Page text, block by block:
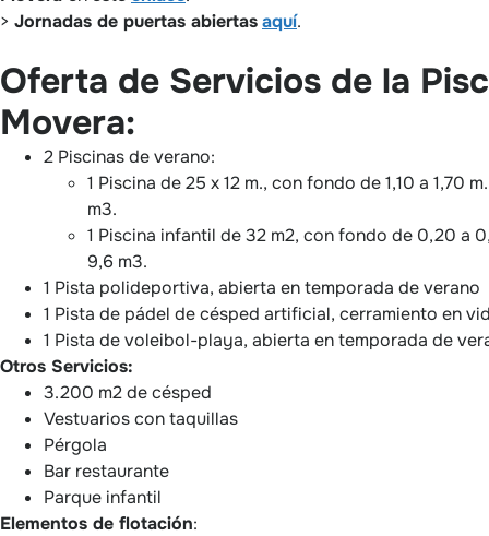
> Jornadas de puertas abiertasaquí.
Oferta de Servicios de la
Movera:
2 Piscinas de verano:
1 Piscina de 25 x 12 m., con fondo de 1,10 a 1,70
m3.
1 Piscina infantil de 32 m2, con fondo de 0,20 a
9,6 m3.
1 Pista polideportiva, abierta en temporada de verano
1 Pista de pádel de césped artificial, cerramiento en
1 Pista de voleibol-playa, abierta en temporada de
Otros Servicios:
3.200 m2 de césped
Vestuarios con taquillas
Pérgola
Bar restaurante
Parque infantil
Elementos de flotación: